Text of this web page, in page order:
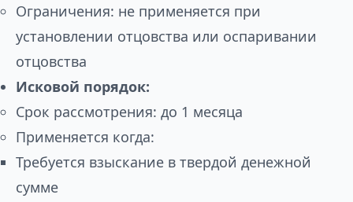
Ограничения: не применяется при
установлении отцовства или оспаривании
отцовства
Исковой порядок:
Срок рассмотрения: до 1 месяца
Применяется когда:
Требуется взыскание в твердой денежной
сумме